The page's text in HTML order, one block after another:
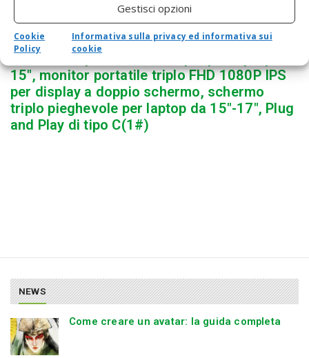
Gestisci opzioni
Cookie
Policy
Informativa sulla privacy ed informativa sui
cookie
Estensione per schermo triplo per laptop da
15″, monitor portatile triplo FHD 1080P IPS
per display a doppio schermo, schermo
triplo pieghevole per laptop da 15″-17″, Plug
and Play di tipo C(1#)
NEWS
Come creare un avatar: la guida completa